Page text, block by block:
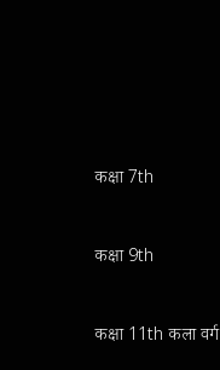
कक्षा 7th
कक्षा 9th
कक्षा 11th कला वर्ग